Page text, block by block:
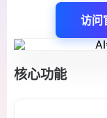
访问
核心功能